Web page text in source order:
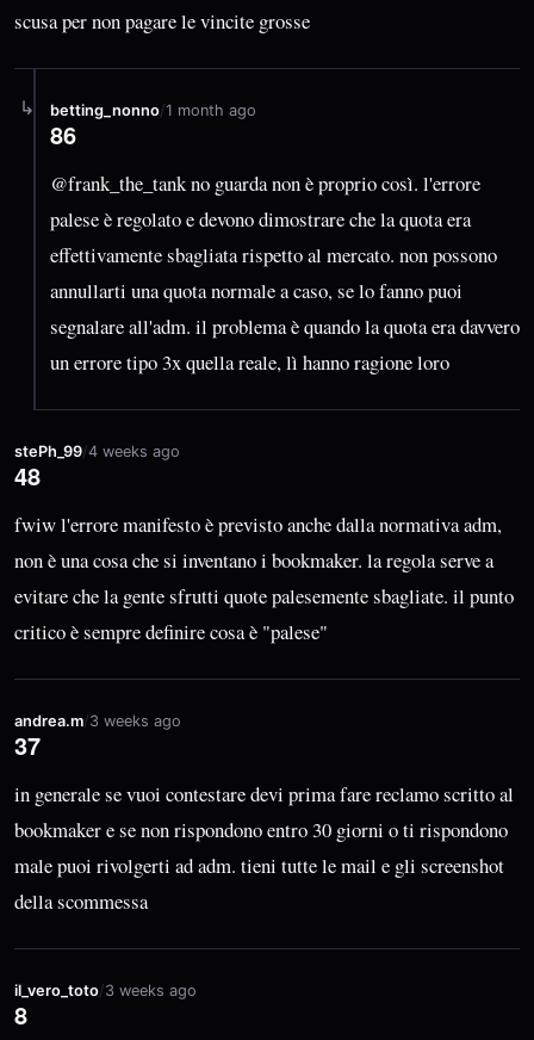
scusa per non pagare le vincite grosse
↳ betting_nonno/1 month ago
86
@frank_the_tank no guarda non è proprio così. l'errore
palese è regolato e devono dimostrare che la quota era
effettivamente sbagliata rispetto al mercato. non possono
annullarti una quota normale a caso, se lo fanno puoi
segnalare all'adm. il problema è quando la quota era davvero
un errore tipo 3x quella reale, lì hanno ragione loro
stePh_99/4 weeks ago
48
fwiw l'errore manifesto è previsto anche dalla normativa adm,
non è una cosa che si inventano i bookmaker. la regola serve a
evitare che la gente sfrutti quote palesemente sbagliate. il punto
critico è sempre definire cosa è "palese"
andrea.m/3 weeks ago
37
in generale se vuoi contestare devi prima fare reclamo scritto al
bookmaker e se non rispondono entro 30 giorni o ti rispondono
male puoi rivolgerti ad adm. tieni tutte le mail e gli screenshot
della scommessa
il_vero_toto/3 weeks ago
8